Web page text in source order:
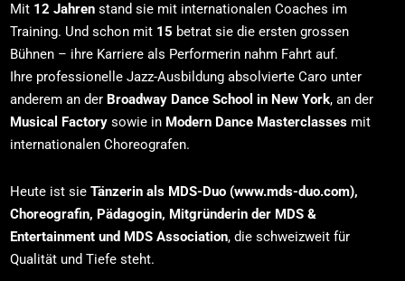
Mit 12 Jahren stand sie mit internationalen Coaches im
Training. Und schon mit 15 betrat sie die ersten grossen
Bühnen – ihre Karriere als Performerin nahm Fahrt auf.
Ihre professionelle Jazz-Ausbildung absolvierte Caro unter
anderem an der Broadway Dance School in New York, an der
Musical Factorysowie in Modern Dance Masterclasses mit
internationalen Choreografen.
Heute ist sieTänzerin als MDS-Duo (www.mds-duo.com),
Choreografin, Pädagogin, Mitgründerin der MDS &
Entertainment und MDS Association, die schweizweit für
Qualität und Tiefe steht.